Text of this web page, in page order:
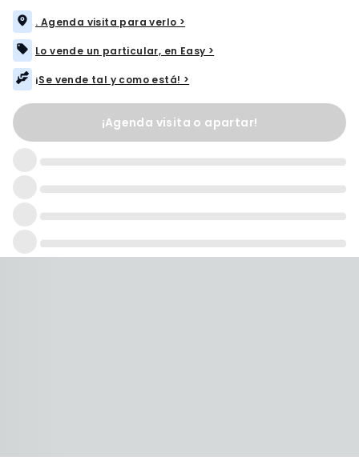
. Agenda visita para verlo >
Lo vende un particular, en Easy >
¡Se vende tal y como está! >
¡Agenda visita o apartar!